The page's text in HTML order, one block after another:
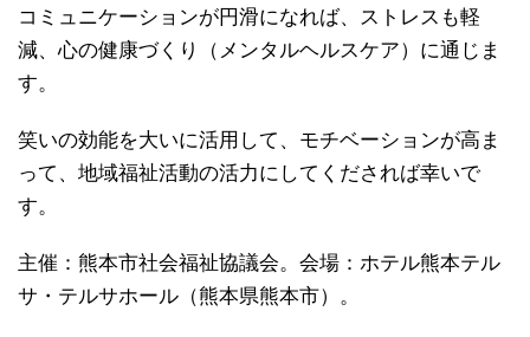
コミュニケーションが円滑になれば、ストレスも軽
減、心の健康づくり（メンタルヘルスケア）に通じま
す。
笑いの効能を大いに活用して、モチベーションが高ま
って、地域福祉活動の活力にしてくだされば幸いで
す。
主催：熊本市社会福祉協議会。会場：ホテル熊本テル
サ・テルサホール（熊本県熊本市）。